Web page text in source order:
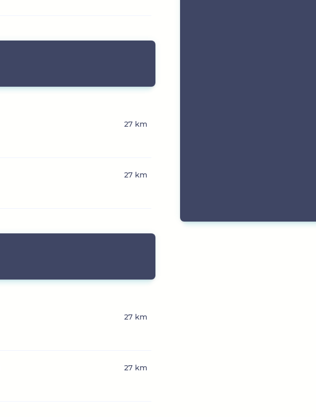
27 km
27 km
27 km
27 km